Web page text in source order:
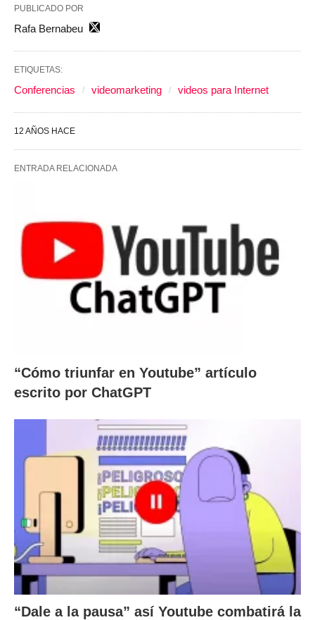
PUBLICADO POR
Rafa Bernabeu
ETIQUETAS:
Conferencias videomarketing videos para Internet
12 AÑOS HACE
ENTRADA RELACIONADA
“Cómo triunfar en Youtube” artículo
escrito por ChatGPT
“Dale a la pausa” así Youtube combatirá la